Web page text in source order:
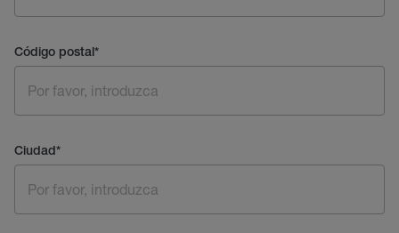
Código postal*
Ciudad*